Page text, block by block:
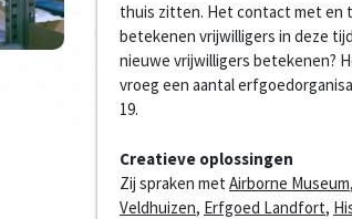
thuis zitten. Het contact met en
betekenen vrijwilligers in deze
nieuwe vrijwilligers betekenen?
vroeg een aantal
19.
Creatieve oplossingen
Zij spraken met Airborne Museum,
Veldhuizen, Erfgoed Landfort,